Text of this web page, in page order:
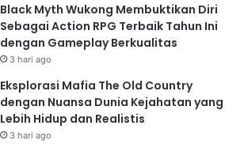
Black Myth Wukong Membuktikan Diri
Sebagai Action RPG Terbaik Tahun Ini
dengan Gameplay Berkualitas
3 hari ago
Eksplorasi Mafia The Old Country
dengan Nuansa Dunia Kejahatan yang
Lebih Hidup dan Realistis
3 hari ago